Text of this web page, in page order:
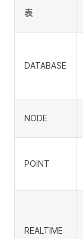
表
DATABASE
NODE
POINT
REALTIME